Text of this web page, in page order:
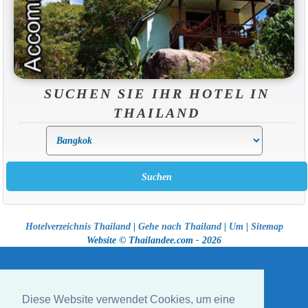
Diese Website verwendet Cookies, um eine
SUCHEN SIE IHR HOTEL IN
THAILAND
Hotelverzeichnis Thailand| Gehe nach Thailand| Um| Sitemap
Website © Thailandee.com - 2026